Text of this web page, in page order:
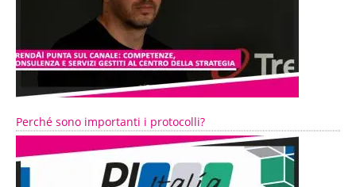
Perché sono importanti i protocolli?